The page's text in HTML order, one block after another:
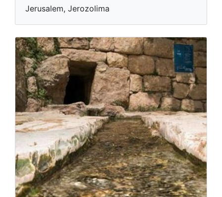
Jerusalem, Jerozolima